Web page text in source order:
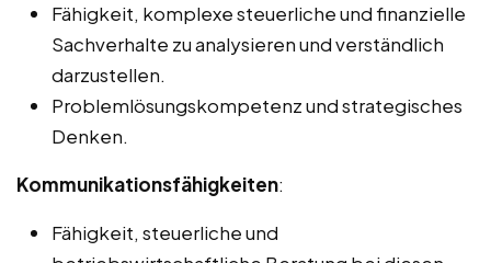
Fähigkeit, komplexe steuerliche und finanzielle
Sachverhalte zu analysieren und verständlich
darzustellen.
Problemlösungskompetenz und strategisches
Denken.
Kommunikationsfähigkeiten:
Fähigkeit, steuerliche und